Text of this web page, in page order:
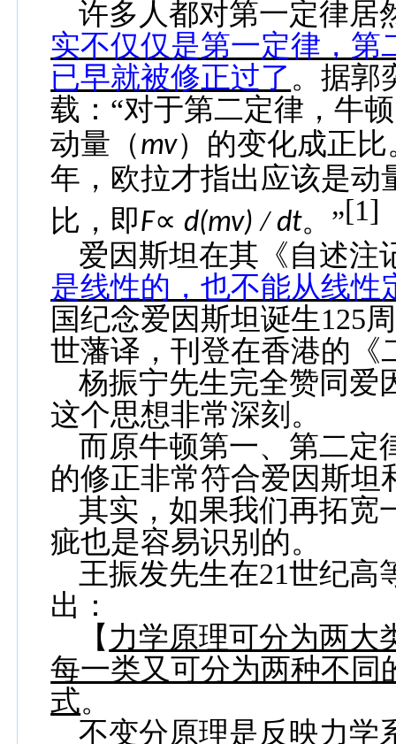
许多人都对第一定律居
实不仅仅是第一定律，第
已早就被修正过了 。据郭
载： “对于第二定律，牛
动量（mv）的变化成正
年，欧拉才指出应该是动
比，即F∝d(mv) /dt。”[1]
爱因斯坦在其《自述注
是线性的，也不能从线性
国纪念爱因斯坦诞生125
世藩译，刊登在香港的《
杨振宁先生完全赞同爱
这个思想非常深刻。
而原牛顿第一、第二定
的修正非常符合爱因斯坦
其实，如果我们再拓宽
疵也是容易识别的。
王振发先生在21世纪高
出：
【 力学原理可分为两大
每一类又可分为两种不同
式。
不变分原理是反映力学